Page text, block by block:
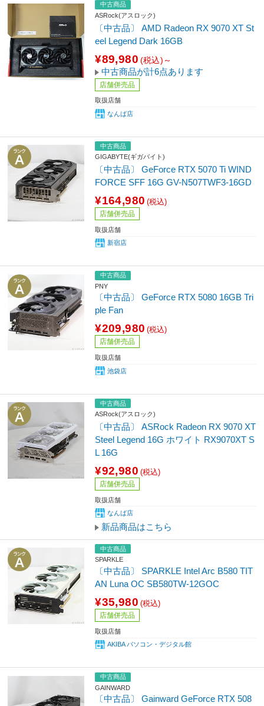
中古商品
ASRock(アスロック)
〔中古品〕 AMD Radeon RX 9070 XT St
eel Legend Dark 16GB
¥89,980 (税込)～
中古商品が計6点あります
店舗併売品
取扱店舗
なんば店
中古商品
GIGABYTE(ギガバイト)
〔中古品〕 GeForce RTX 5070 Ti WIND
FORCE SFF 16G GV-N507TWF3-16GD
¥164,980 (税込)
店舗併売品
取扱店舗
新宿店
中古商品
PNY
〔中古品〕 GeForce RTX 5080 16GB Tri
ple Fan
¥209,980 (税込)
店舗併売品
取扱店舗
池袋店
中古商品
ASRock(アスロック)
〔中古品〕 ASRock Radeon RX 9070 XT
Steel Legend 16G ホワイト RX9070XT S
L 16G
¥92,980 (税込)
店舗併売品
取扱店舗
なんば店
新品商品はこちら
中古商品
SPARKLE
〔中古品〕 SPARKLE Intel Arc B580 TIT
AN Luna OC SB580TW-12GOC
¥35,980 (税込)
店舗併売品
取扱店舗
AKIBA パソコン・デジタル館
中古商品
GAINWARD
〔中古品〕 Gainward GeForce RTX 508